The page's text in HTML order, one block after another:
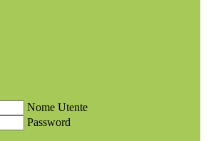
Nome Utente
Password